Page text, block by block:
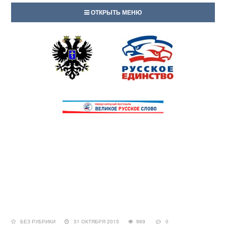
ОТКРЫТЬ МЕНЮ
БЕЗ РУБРИКИ 31 ОКТЯБРЯ 2015 969 0